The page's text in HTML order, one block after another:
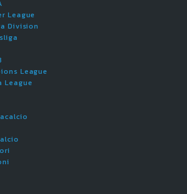
League
Division
League
League